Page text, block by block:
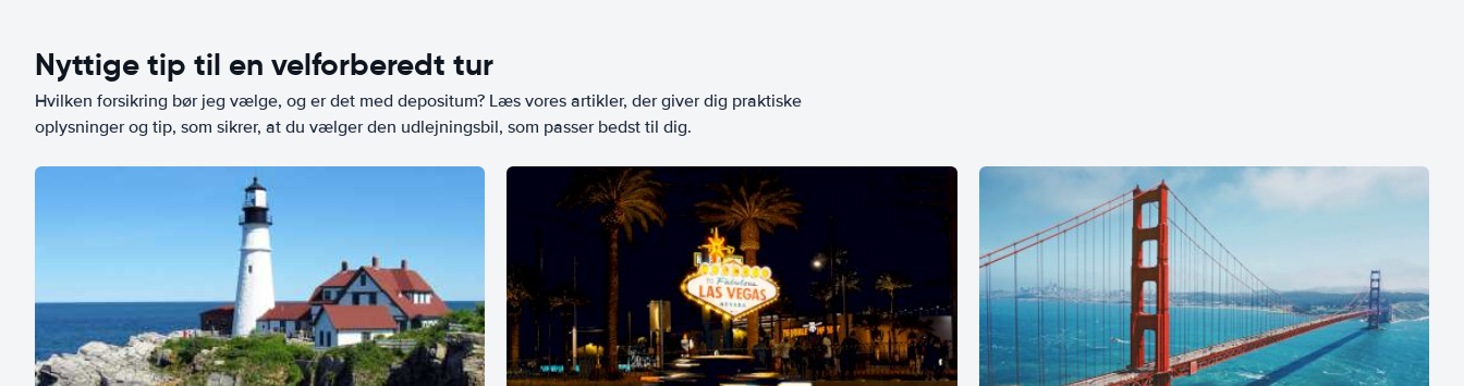
Nyttige tip til en velforberedt tur
Hvilken forsikring bør jeg vælge, og er det med depositum? Læs vores artikler, der giver dig praktiske
oplysninger og tip, som sikrer, at du vælger den udlejningsbil, som passer bedst til dig.